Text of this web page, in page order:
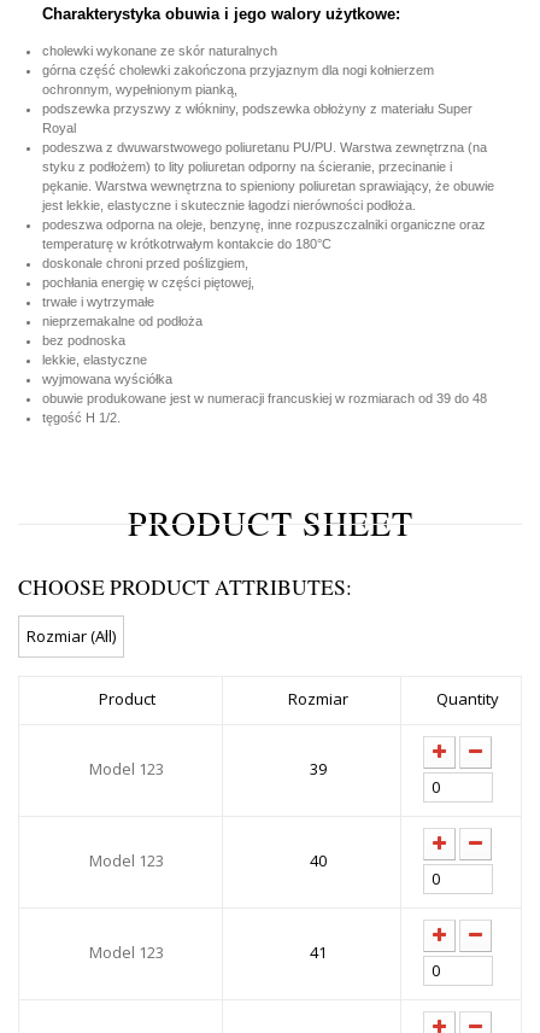
Charakterystyka obuwia i jego walory użytkowe:
cholewki wykonane ze skór naturalnych
górna część cholewki zakończona przyjaznym dla nogi kołnierzem
ochronnym, wypełnionym pianką,
podszewka przyszwy z włókniny, podszewka obłożyny z materiału Super
Royal
podeszwa z dwuwarstwowego poliuretanu PU/PU. Warstwa zewnętrzna (na
styku z podłożem) to lity poliuretan odporny na ścieranie, przecinanie i
pękanie. Warstwa wewnętrzna to spieniony poliuretan sprawiający, że obuwie
jest lekkie, elastyczne i skutecznie łagodzi nierówności podłoża.
podeszwa odporna na oleje, benzynę, inne rozpuszczalniki organiczne oraz
temperaturę w krótkotrwałym kontakcie do 180°C
doskonale chroni przed poślizgiem,
pochłania energię w części piętowej,
trwałe i wytrzymałe
nieprzemakalne od podłoża
bez podnoska
lekkie, elastyczne
wyjmowana wyściółka
obuwie produkowane jest w numeracji francuskiej w rozmiarach od 39 do 48
tęgość H 1/2.
PRODUCT SHEET
CHOOSE PRODUCT ATTRIBUTES:
Product Rozmiar Quantity
Model 123 39
Model 123 40
Model 123 41